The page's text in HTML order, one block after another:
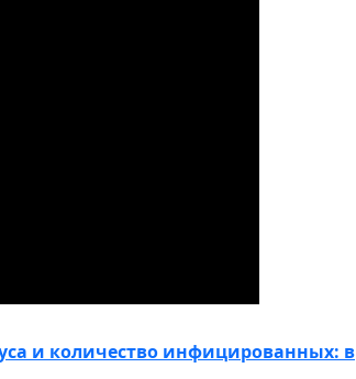
и количество инфицированных: в